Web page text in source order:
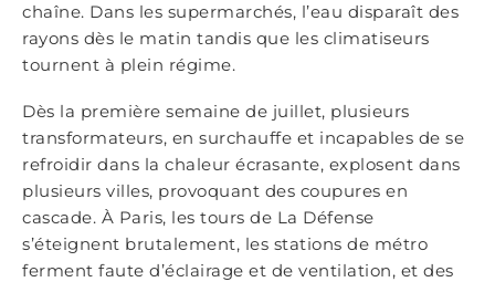
chaîne. Dans les supermarchés, l’eau disparaît des
rayons dès le matin tandis que les climatiseurs
tournent à plein régime.
Dès la première semaine de juillet, plusieurs
transformateurs, en surchauffe et incapables de se
refroidir dans la chaleur écrasante, explosent dans
plusieurs villes, provoquant des coupures en
cascade. À Paris, les tours de La Défense
s’éteignent brutalement, les stations de métro
ferment faute d’éclairage et de ventilation, et des